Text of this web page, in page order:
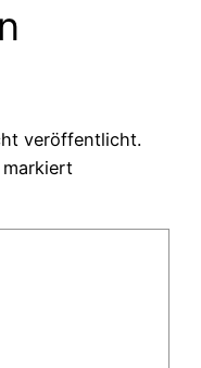
veröffentlicht.
markiert